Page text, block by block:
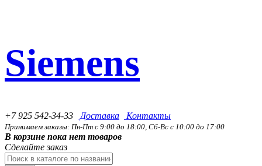
Siemens
+7 925 542-34-33 Доставка Контакты
Принимаем заказы: Пн-Пт с 9:00 до 18:00, Сб-Вс с 10:00 до 17:00
В корзине пока нет товаров
Сделайте заказ